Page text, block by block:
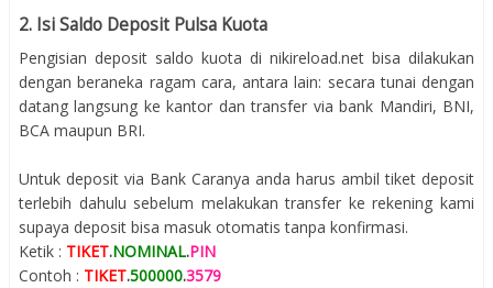
2. Isi Saldo Deposit Pulsa Kuota
Pengisian deposit saldo kuota di nikireload.net bisa dilakukan
dengan beraneka ragam cara, antara lain: secara tunai dengan
datang langsung ke kantor dan transfer via bank Mandiri, BNI,
BCA maupun BRI.
Untuk deposit via Bank Caranya anda harus ambil tiket deposit
terlebih dahulu sebelum melakukan transfer ke rekening kami
supaya deposit bisa masuk otomatis tanpa konfirmasi.
Ketik : TIKET.NOMINAL.PIN
Contoh : TIKET.500000.3579